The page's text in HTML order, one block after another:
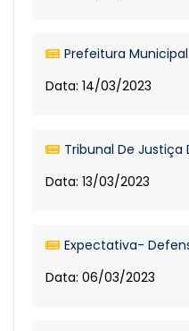
Prefeitura
Data: 14/03/2023
Tribunal De Justiça
Data: 13/03/2023
Expectativa-
Data: 06/03/2023